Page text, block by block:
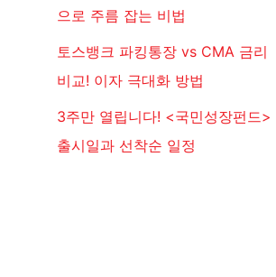
으로 주름 잡는 비법
토스뱅크 파킹통장 vs CMA 금리
비교! 이자 극대화 방법
3주만 열립니다! <국민성장펀드>
출시일과 선착순 일정